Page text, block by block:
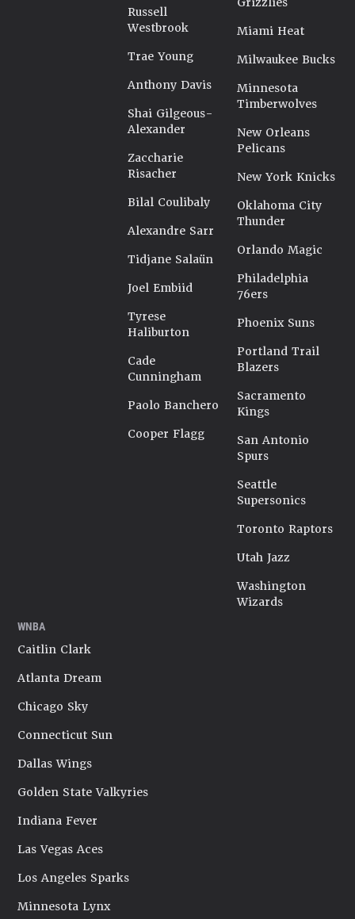
Russell
Westbrook
Trae Young
Anthony Davis
Shai Gilgeous-
Alexander
Zaccharie
Risacher
Bilal Coulibaly
Alexandre Sarr
Tidjane Salaün
Joel Embiid
Tyrese
Haliburton
Cade
Cunningham
Paolo Banchero
Cooper Flagg
Miami Heat
Milwaukee Bucks
Minnesota
Timberwolves
New Orleans
Pelicans
New York Knicks
Oklahoma City
Thunder
Orlando Magic
Philadelphia
76ers
Phoenix Suns
Portland Trail
Blazers
Sacramento
Kings
San Antonio
Spurs
Seattle
Supersonics
Toronto Raptors
Utah Jazz
Washington
Wizards
WNBA
Caitlin Clark
Atlanta Dream
Chicago Sky
Connecticut Sun
Dallas Wings
Golden State Valkyries
Indiana Fever
Las Vegas Aces
Los Angeles Sparks
Minnesota Lynx